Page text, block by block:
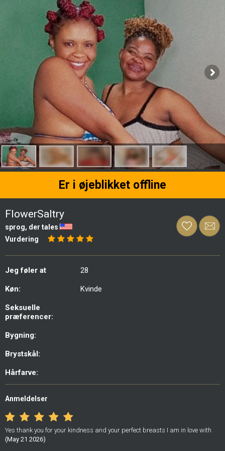
Er i øjeblikket offline
FlowerSaltry
sprog, der tales
Vurdering
Jeg føler at 28
Køn: Kvinde
Seksuelle
præferencer:
Bygning:
Brystskål:
Hårfarve:
Anmeldelser
Yes thank you for your kindness and your perfect breasts I am in love with
(May 21 2026)